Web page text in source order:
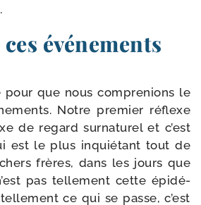
événements
pour que nous com­pre­nions le
Notre pre­mier réflexe
de regard sur­na­tu­rel et c’est
est le plus inquié­tant tout de
frères, dans les jours que
pas tel­le­ment cette épi­dé­
ce qui se passe, c’est